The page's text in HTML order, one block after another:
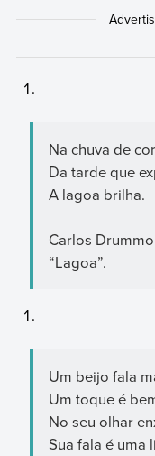
Na chuva de
Da tarde que
A lagoa brilha.
Carlos
“Lagoa”.
Um beijo fala
Um toque é
No seu olhar
Sua fala é uma